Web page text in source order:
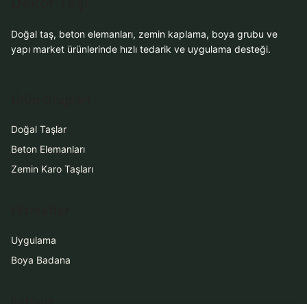
Doğal taş, beton elemanları, zemin kaplama, boya grubu ve
yapı market ürünlerinde hızlı tedarik ve uygulama desteği.
Doğal Taşlar
Beton Elemanları
Zemin Karo Taşları
Uygulama
Boya Badana